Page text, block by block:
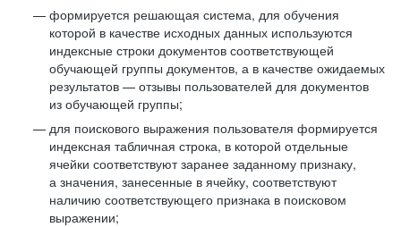
формируется решающая система, для обучения
которой в качестве исходных данных используются
индексные строки документов соответствующей
обучающей группы документов, а в качестве ожидаемых
результатов — отзывы пользователей для документов
из обучающей группы;
для поискового выражения пользователя формируется
индексная табличная строка, в которой отдельные
ячейки соответствуют заранее заданному признаку,
а значения, занесенные в ячейку, соответствуют
наличию соответствующего признака в поисковом
выражении;